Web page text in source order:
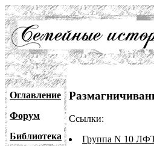
Оглавление
Форум
Библиотека
Ссылки:
Группа N 10